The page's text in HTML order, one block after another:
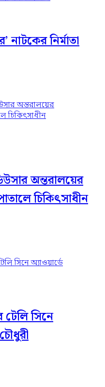
নাটকের নির্মাতা
অন্তরালয়ের
চিকিৎসাধীন
টেলি সিনে